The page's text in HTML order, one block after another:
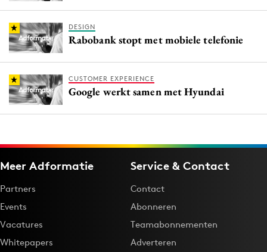
DESIGN
Rabobank stopt met mobiele telefonie
CUSTOMER EXPERIENCE
Google werkt samen met Hyundai
Meer Adformatie
Partners
Events
Vacatures
Whitepapers
Service & Contact
Contact
Abonneren
Teamabonnementen
Adverteren